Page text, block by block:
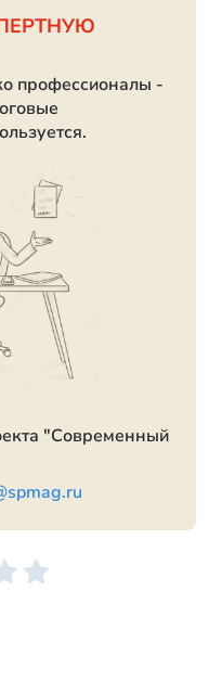
профессионалы -
"Современный